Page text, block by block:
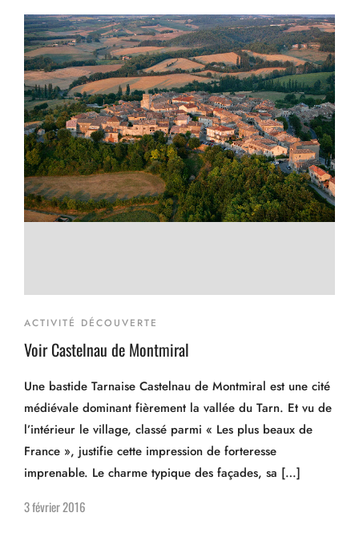
ACTIVITÉ DÉCOUVERTE
Voir Castelnau de Montmiral
Une bastide Tarnaise Castelnau de Montmiral est une cité
médiévale dominant fièrement la vallée du Tarn. Et vu de
l’intérieur le village, classé parmi « Les plus beaux de
France », justifie cette impression de forteresse
imprenable. Le charme typique des façades, sa […]
3 février 2016